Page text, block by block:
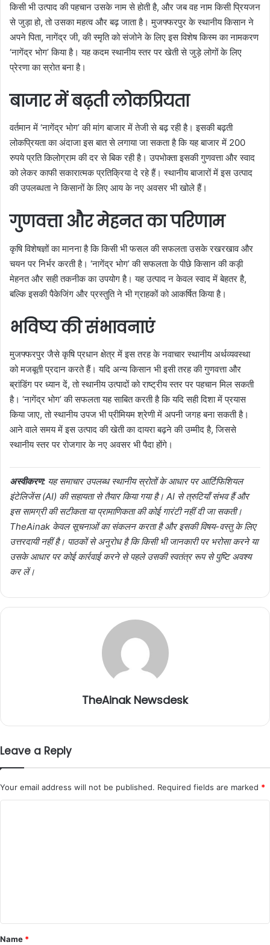
किसी भी उत्पाद की पहचान उसके नाम से होती है, और जब वह नाम किसी प्रियजन
से जुड़ा हो, तो उसका महत्व और बढ़ जाता है। मुजफ्फरपुर के स्थानीय किसान ने
अपने पिता, नागेंद्र जी, की स्मृति को संजोने के लिए इस विशेष किस्म का नामकरण
‘नागेंद्र भोग’ किया है। यह कदम स्थानीय स्तर पर खेती से जुड़े लोगों के लिए
प्रेरणा का स्रोत बना है।
बाजार में बढ़ती लोकप्रियता
वर्तमान में ‘नागेंद्र भोग’ की मांग बाजार में तेजी से बढ़ रही है। इसकी बढ़ती
लोकप्रियता का अंदाजा इस बात से लगाया जा सकता है कि यह बाजार में 200
रुपये प्रति किलोग्राम की दर से बिक रही है। उपभोक्ता इसकी गुणवत्ता और स्वाद
को लेकर काफी सकारात्मक प्रतिक्रिया दे रहे हैं। स्थानीय बाजारों में इस उत्पाद
की उपलब्धता ने किसानों के लिए आय के नए अवसर भी खोले हैं।
गुणवत्ता और मेहनत का परिणाम
कृषि विशेषज्ञों का मानना है कि किसी भी फसल की सफलता उसके रखरखाव और
चयन पर निर्भर करती है। ‘नागेंद्र भोग’ की सफलता के पीछे किसान की कड़ी
मेहनत और सही तकनीक का उपयोग है। यह उत्पाद न केवल स्वाद में बेहतर है,
बल्कि इसकी पैकेजिंग और प्रस्तुति ने भी ग्राहकों को आकर्षित किया है।
भविष्य की संभावनाएं
मुजफ्फरपुर जैसे कृषि प्रधान क्षेत्र में इस तरह के नवाचार स्थानीय अर्थव्यवस्था
को मजबूती प्रदान करते हैं। यदि अन्य किसान भी इसी तरह की गुणवत्ता और
ब्रांडिंग पर ध्यान दें, तो स्थानीय उत्पादों को राष्ट्रीय स्तर पर पहचान मिल सकती
है। ‘नागेंद्र भोग’ की सफलता यह साबित करती है कि यदि सही दिशा में प्रयास
किया जाए, तो स्थानीय उपज भी प्रीमियम श्रेणी में अपनी जगह बना सकती है।
आने वाले समय में इस उत्पाद की खेती का दायरा बढ़ने की उम्मीद है, जिससे
स्थानीय स्तर पर रोजगार के नए अवसर भी पैदा होंगे।
अस्वीकरण: यह समाचार उपलब्ध स्थानीय स्रोतों के आधार पर आर्टिफिशियल
इंटेलिजेंस (AI) की सहायता से तैयार किया गया है। AI से त्रुटियाँ संभव हैं और
इस सामग्री की सटीकता या प्रामाणिकता की कोई गारंटी नहीं दी जा सकती।
TheAinak केवल सूचनाओं का संकलन करता है और इसकी विषय-वस्तु के लिए
उत्तरदायी नहीं है। पाठकों से अनुरोध है कि किसी भी जानकारी पर भरोसा करने या
उसके आधार पर कोई कार्रवाई करने से पहले उसकी स्वतंत्र रूप से पुष्टि अवश्य
कर लें।
TheAinak Newsdesk
Leave a Reply
Your email address will not be published. Required fields are marked *
*
Name *